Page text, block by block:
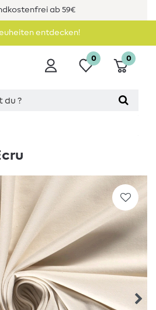
ab 59€
entdecken!
0 0